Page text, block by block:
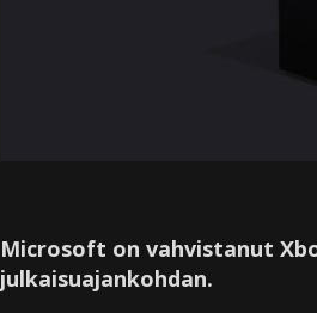
Microsoft on vahvistanut
julkaisuajankohdan.